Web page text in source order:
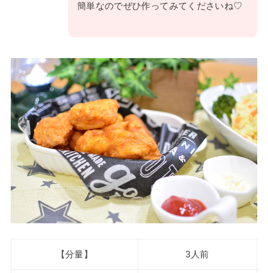
簡単なのでぜひ作ってみてくださいね♡
【分量】 3人前